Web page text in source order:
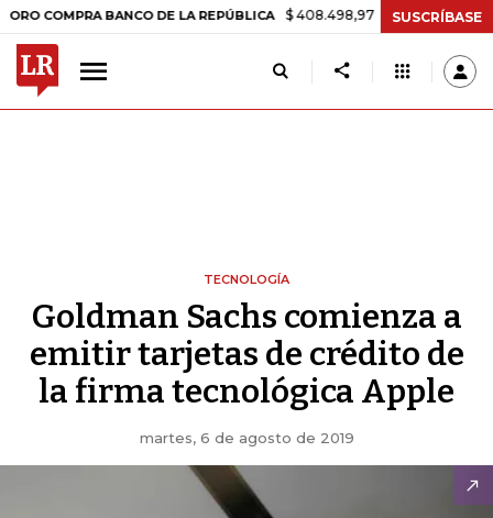
BANCO DE LA REPÚBLICA $ 408.498,97 +$ 8.753,81 +2,19%
SUSCRÍBASE
TECNOLOGÍA
Goldman Sachs comienza a
emitir tarjetas de crédito de
la firma tecnológica Apple
martes, 6 de agosto de 2019